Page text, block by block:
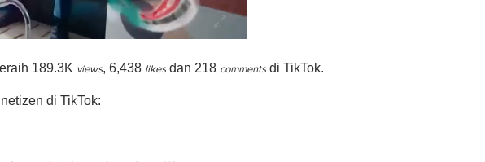
189.3K views, 6,438 likesdan 218 commentsdi TikTok.
di TikTok: